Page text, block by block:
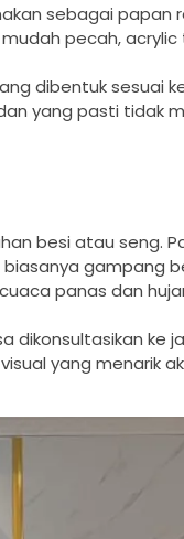
sebagai
pecah,
dibentuk sesuai
yang pasti tidak
besi atau seng.
panas dan
dikonsultasikan
yang menarik